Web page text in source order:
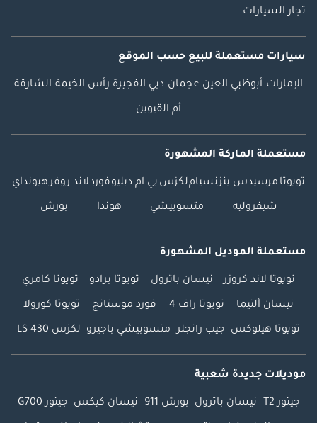
تجار السيارات
سيارات مستعملة للبيع حسب الموقع
الإمارات أبوظبي العين عجمان دبي الفجيرة رأس الخيمة الشارقة
أم القيوين
مستعملة الماركة المشهورة
تويوتا مرسيدس بنزنسياملكزس بي ام دبليوفوردلاند روفرهيونداي
شيفروليه متسوبيشي هوندا بورش
مستعملة الموديل المشهورة
تويوتا لاند كروزر نيسان باترول تويوتا برادو تويوتا كامري
نيسان ألتيما تويوتا راف 4 فورد موستانج تويوتا كورولا
تويوتا هيلوكس جيب رانجلر متسوبيشي باجيرو لكزس LS 430
موديلات جديدة شعبية
جيتور T2 نيسان باترول بورش 911 نيسان كيكس جيتور G700